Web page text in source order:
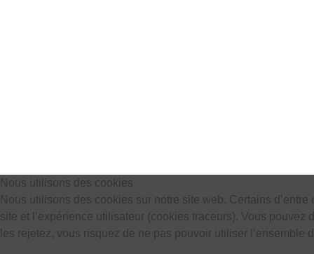
Nous utilisons des cookies
Nous utilisons des cookies sur notre site web. Certains
site et l’expérience utilisateur (cookies traceurs). Vous
les rejetez, vous risquez de ne pas pouvoir utiliser l’ensemble